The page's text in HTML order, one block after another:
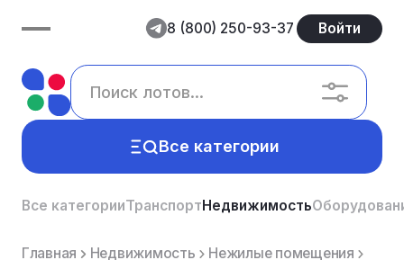
8 (800) 250-93-37 Войти
Все категории
Все категорииТранспортНедвижимость
Главная Недвижимость
Нежилые помещения